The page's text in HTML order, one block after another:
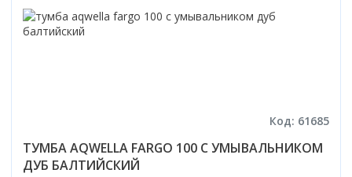
Код: 61685
ТУМБА AQWELLA FARGO 100 С УМЫВАЛЬНИКОМ
ДУБ БАЛТИЙСКИЙ